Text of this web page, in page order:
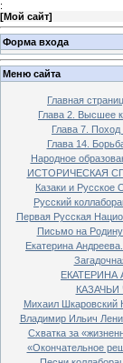
:
[Мой сайт]
Форма входа
Меню сайта
Главная
Глава 2. Высшее
Глава 7. Поход
Глава 14.
Народное
ИСТОРИЧЕСКАЯ
Казаки и Русское
Русский
Первая Русская
Письмо на Родину.
Екатерина Андреева.
ЕКАТЕРИНА
КАЗАЧЬИ
Михаил Шкаровский
Владимир Ильич
Схватка за
«Окончательное